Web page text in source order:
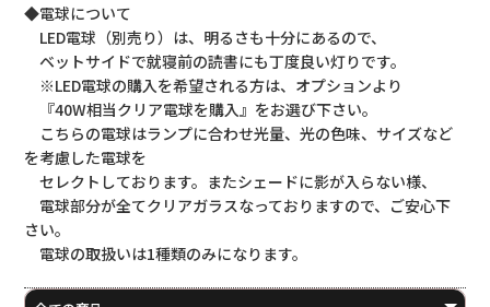
◆電球について
LED電球（別売り）は、明るさも十分にあるので、
ベットサイドで就寝前の読書にも丁度良い灯りです。
※LED電球の購入を希望される方は、オプションより
『40W相当クリア電球を購入』をお選び下さい。
こちらの電球はランプに合わせ光量、光の色味、サイズなど
を考慮した電球を
セレクトしております。またシェードに影が入らない様、
電球部分が全てクリアガラスなっておりますので、ご安心下
さい。
電球の取扱いは1種類のみになります。